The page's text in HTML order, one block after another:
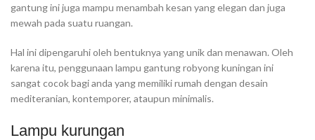
gantung ini juga mampu menambah kesan yang elegan dan juga
mewah pada suatu ruangan.
Hal ini dipengaruhi oleh bentuknya yang unik dan menawan. Oleh
karena itu, penggunaan lampu gantung robyong kuningan ini
sangat cocok bagi anda yang memiliki rumah dengan desain
mediteranian, kontemporer, ataupun minimalis.
Lampu kurungan